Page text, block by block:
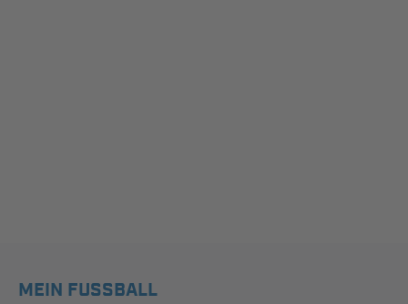
MEIN FUSSBALL